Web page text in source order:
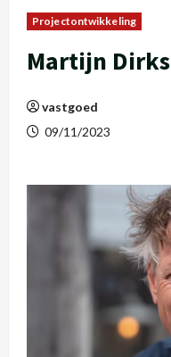
Projectontwikkeling
Martijn Dirks
vastgoed
09/11/2023